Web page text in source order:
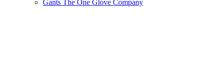
Gants The One Glove Company